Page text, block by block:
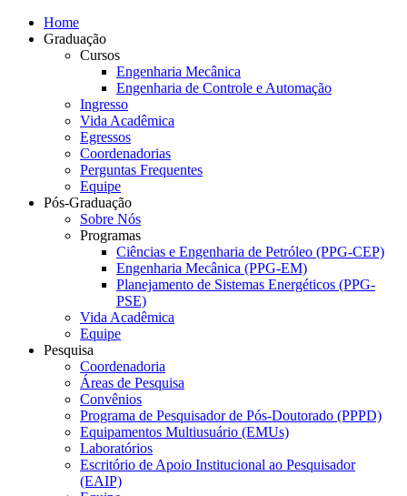
Home
Graduação
Cursos
Engenharia Mecânica
Engenharia de Controle e Automação
Ingresso
Vida Acadêmica
Egressos
Coordenadorias
Perguntas Frequentes
Equipe
Pós-Graduação
Sobre Nós
Programas
Ciências e Engenharia de Petróleo (PPG-CEP)
Engenharia Mecânica (PPG-EM)
Planejamento de Sistemas Energéticos (PPG-
PSE)
Vida Acadêmica
Equipe
Pesquisa
Coordenadoria
Áreas de Pesquisa
Convênios
Programa de Pesquisador de Pós-Doutorado (PPPD)
Equipamentos Multiusuário (EMUs)
Laboratórios
Escritório de Apoio Institucional ao Pesquisador
(EAIP)